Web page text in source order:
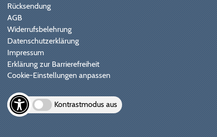
Rücksendung
AGB
Widerrufsbelehrung
Datenschutzerklärung
Impressum
Erklärung zur Barrierefreiheit
Cookie-Einstellungen anpassen
Kontrastmodus aus